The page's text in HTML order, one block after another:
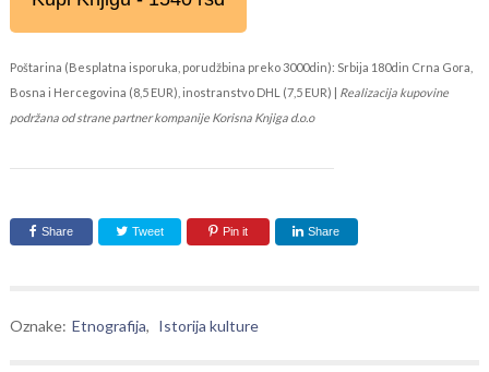
Poštarina (Besplatna isporuka, porudžbina preko 3000din): Srbija 180din Crna Gora,
Bosna i Hercegovina (8,5 EUR), inostranstvo DHL (7,5 EUR) | Realizacija kupovine
podržana od strane partner kompanije Korisna Knjiga d.o.o
Share Tweet Pin it Share
Oznake: Etnografija, Istorija kulture